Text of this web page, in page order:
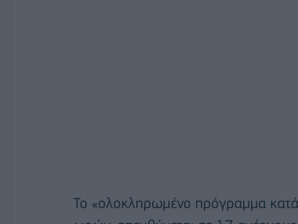
Το «ολοκληρωμένο πρόγραμμα